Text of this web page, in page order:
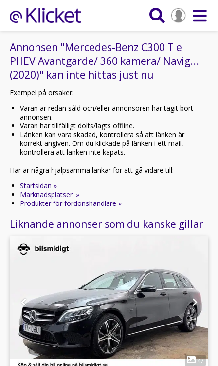
Annonsen "Mercedes-Benz C300 T e
PHEV Avantgarde/ 360 kamera/ Navig...
(2020)" kan inte hittas just nu
Exempel på orsaker:
Varan är redan såld och/eller annonsören har tagit bort
annonsen.
Varan har tillfälligt dolts/lagts offline.
Länken kan vara skadad, kontrollera så att länken är
korrekt angiven. Om du klickade på länken i ett mail,
kontrollera att länken inte kapats.
Här är några hjälpsamma länkar för att gå vidare till:
Startsidan »
Marknadsplatsen »
Produkter för fordonshandlare »
Liknande annonser som du kanske gillar
1
47